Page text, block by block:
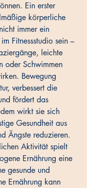
Ein erster
körperliche
immer ein
Fitnessstudio sein –
leichte
oder Schwimmen
Bewegung
verbessert die
fördert das
wirkt sie sich
Gesundheit aus
Ängste reduzieren.
Aktivität spielt
Ernährung eine
gesunde und
Ernährung kann